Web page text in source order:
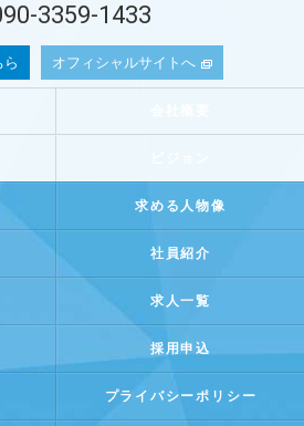
3359-1433
オフィシャルサイトへ
求める人物像
社員紹介
求人一覧
採用申込
プライバシーポリシー